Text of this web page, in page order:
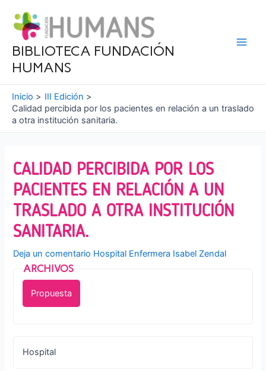
contenido
BIBLIOTECA FUNDACIÓN
HUMANS
Inicio
III Edición
Calidad percibida por los pacientes en relación a un traslado
a otra institución sanitaria.
CALIDAD PERCIBIDA POR LOS
PACIENTES EN RELACIÓN A UN
TRASLADO A OTRA INSTITUCIÓN
SANITARIA.
Deja un comentario Hospital Enfermera Isabel Zendal
Propuesta
Hospital